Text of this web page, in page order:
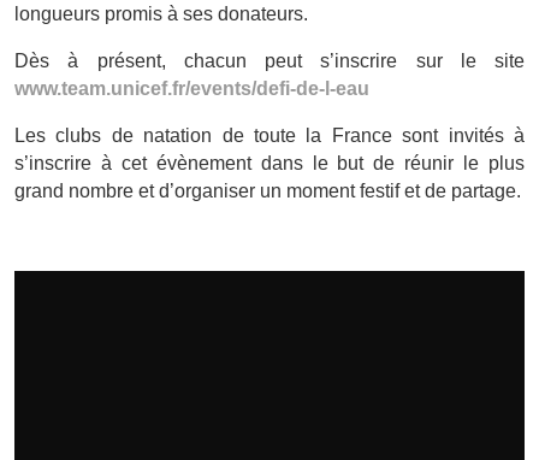
longueurs promis à ses donateurs.
Dès à présent, chacun peut s’inscrire sur le site
www.team.unicef.fr/events/defi-de-l-eau
Les clubs de natation de toute la France sont invités à
s’inscrire à cet évènement dans le but de réunir le plus
grand nombre et d’organiser un moment festif et de partage.